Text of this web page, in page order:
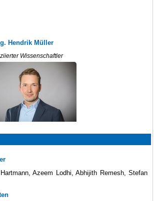
Hendrik Müller
Wissenschaftler
Azeem Lodhi, Abhijith Remesh, Stefan